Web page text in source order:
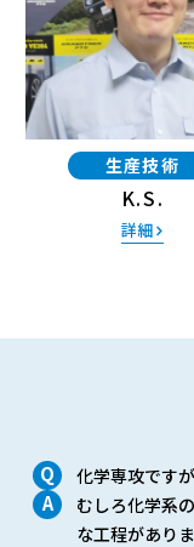
生産技術
K.S.
詳細
化学専攻です
むしろ化学系
な工程があり